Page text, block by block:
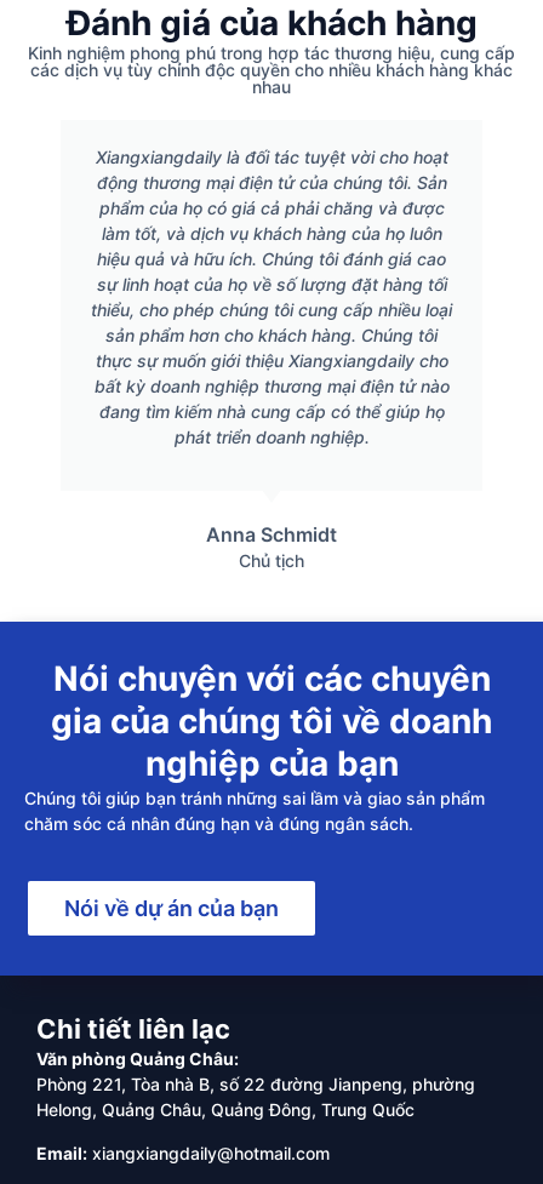
Đánh giá của khách hàng
Kinh nghiệm phong phú trong hợp tác thương hiệu, cung cấp
các dịch vụ tùy chỉnh độc quyền cho nhiều khách hàng khác
nhau
Xiangxiangdaily là đối tác tuyệt vời cho hoạt
động thương mại điện tử của chúng tôi. Sản
phẩm của họ có giá cả phải chăng và được
làm tốt, và dịch vụ khách hàng của họ luôn
hiệu quả và hữu ích. Chúng tôi đánh giá cao
sự linh hoạt của họ về số lượng đặt hàng tối
thiểu, cho phép chúng tôi cung cấp nhiều loại
sản phẩm hơn cho khách hàng. Chúng tôi
thực sự muốn giới thiệu Xiangxiangdaily cho
bất kỳ doanh nghiệp thương mại điện tử nào
đang tìm kiếm nhà cung cấp có thể giúp họ
phát triển doanh nghiệp.
Anna Schmidt
Chủ tịch
Nói chuyện với các chuyên
gia của chúng tôi về doanh
nghiệp của bạn
Chúng tôi giúp bạn tránh những sai lầm và giao sản phẩm
chăm sóc cá nhân đúng hạn và đúng ngân sách.
Nói về dự án của bạn
Chi tiết liên lạc
Văn phòng Quảng Châu:
Phòng 221, Tòa nhà B, số 22 đường Jianpeng, phường
Helong, Quảng Châu, Quảng Đông, Trung Quốc
Email: xiangxiangdaily@hotmail.com